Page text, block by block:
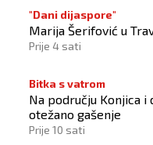
"Dani dijaspore"
Marija Šerifović u
Prije 4 sati
Bitka s vatrom
Na području Konjica i
otežano gašenje
Prije 10 sati